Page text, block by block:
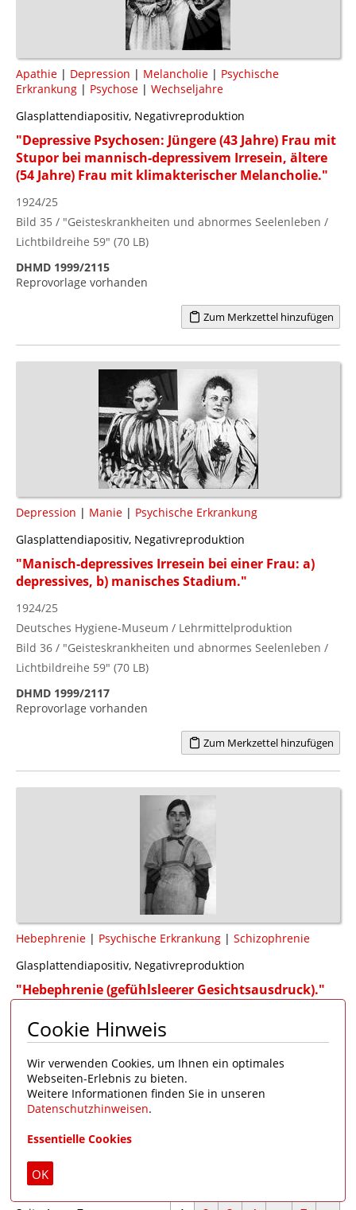
Apathie | Depression | Melancholie | Psychische
Erkrankung | Psychose | Wechseljahre
Glasplattendiapositiv, Negativreproduktion
"Depressive Psychosen: Jüngere (43 Jahre) Frau mit
Stupor bei mannisch-depressivem Irresein, ältere
(54 Jahre) Frau mit klimakterischer Melancholie."
1924/25
Bild 35 / "Geisteskrankheiten und abnormes Seelenleben /
Lichtbildreihe 59" (70 LB)
DHMD 1999/2115
Reprovorlage vorhanden
Zum Merkzettel hinzufügen
Depression | Manie | Psychische Erkrankung
Glasplattendiapositiv, Negativreproduktion
"Manisch-depressives Irresein bei einer Frau: a)
depressives, b) manisches Stadium."
1924/25
Deutsches Hygiene-Museum / Lehrmittelproduktion
Bild 36 / "Geisteskrankheiten und abnormes Seelenleben /
Lichtbildreihe 59" (70 LB)
DHMD 1999/2117
Reprovorlage vorhanden
Zum Merkzettel hinzufügen
Hebephrenie | Psychische Erkrankung | Schizophrenie
Glasplattendiapositiv, Negativreproduktion
"Hebephrenie (gefühlsleerer Gesichtsausdruck)."
Deutsches Hygiene-Museum / Lehrmittelproduktion
Bild 37 / "Geisteskrankheiten und abnormes Seelenleben /
Lichtbildreihe 59" (70 LB)
DHMD 1999/2119
Reprovorlage vorhanden
Cookie Hinweis
Wir verwenden Cookies, um Ihnen ein optimales
Webseiten-Erlebnis zu bieten.
Weitere Informationen finden Sie in unseren
Datenschutzhinweisen.
Essentielle Cookies
OK